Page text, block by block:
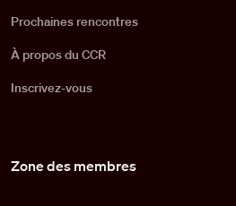
Prochaines rencontres
À propos du CCR
Inscrivez-vous
Zone des membres